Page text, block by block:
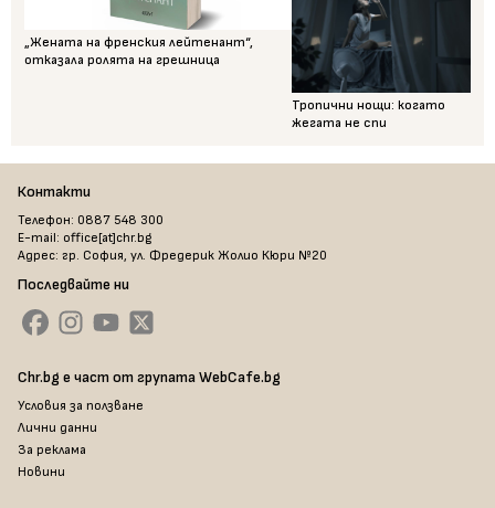
„Жената на френския лейтенант“,
отказала ролята на грешница
Тропични нощи: когато
жегата не спи
Контакти
Телефон: 0887 548 300
E-mail: office[at]chr.bg
Адрес: гр. София, ул. Фредерик Жолио Кюри №20
Последвайте ни
Chr.bg е част от групата WebCafe.bg
Условия за ползване
Лични данни
За реклама
Новини